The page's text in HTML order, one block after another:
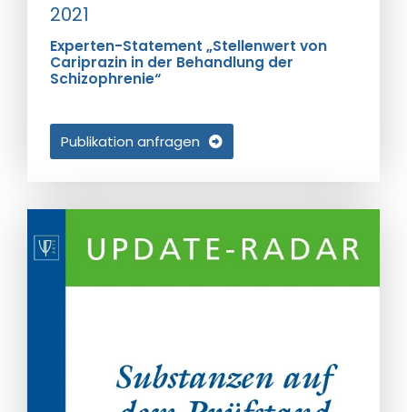
2021
Experten-Statement „Stellenwert von
Cariprazin in der Behandlung der
Schizophrenie“
Publikation anfragen